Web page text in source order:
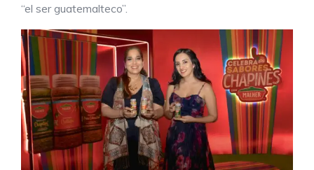
“el ser guatemalteco”.